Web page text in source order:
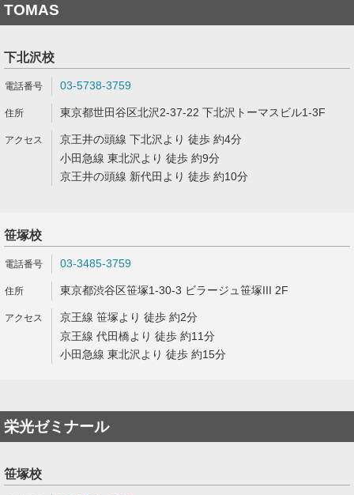
TOMAS
下北沢校
03-5738-3759
東京都世田谷区北沢2-37-22 下北沢トーマスビル1-3F
京王井の頭線 下北沢より 徒歩 約4分
小田急線 東北沢より 徒歩 約9分
京王井の頭線 新代田より 徒歩 約10分
笹塚校
03-3485-3759
東京都渋谷区笹塚1-30-3 ビラージュ笹塚III 2F
京王線 笹塚より 徒歩 約2分
京王線 代田橋より 徒歩 約11分
小田急線 東北沢より 徒歩 約15分
栄光ゼミナール
笹塚校